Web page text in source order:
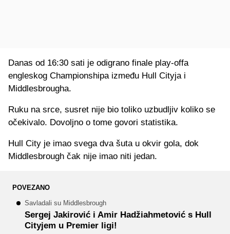
Danas od 16:30 sati je odigrano finale play-offa
engleskog Championshipa između Hull Cityja i
Middlesbrougha.
Ruku na srce, susret nije bio toliko uzbudljiv koliko se
očekivalo. Dovoljno o tome govori statistika.
Hull City je imao svega dva šuta u okvir gola, dok
Middlesbrough čak nije imao niti jedan.
POVEZANO
Savladali su Middlesbrough
Sergej Jakirović i Amir Hadžiahmetović s Hull
Cityjem u Premier ligi!